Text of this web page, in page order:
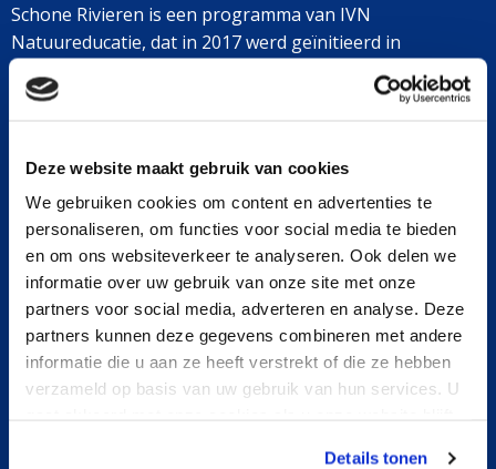
Deze website maakt gebruik van cookies
We gebruiken cookies om content en advertenties te
personaliseren, om functies voor social media te bieden
en om ons websiteverkeer te analyseren. Ook delen we
informatie over uw gebruik van onze site met onze
partners voor social media, adverteren en analyse. Deze
partners kunnen deze gegevens combineren met andere
informatie die u aan ze heeft verstrekt of die ze hebben
verzameld op basis van uw gebruik van hun services. U
Details tonen
Schone Rivieren is een programma van IVN
Natuureducatie, dat in 2017 werd geïnitieerd in
samenwerking met Plastic Soup Foundation en Stichting
De Noordzee. Samen met consumenten, bedrijven en
Onze aanpak
Opruimen
Onderzoeken
Oplossen
Ontdekken